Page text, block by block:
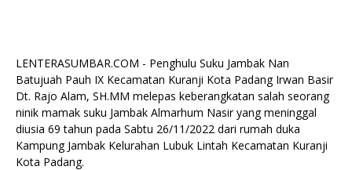
LENTERASUMBAR.COM - Penghulu Suku Jambak Nan
Batujuah Pauh IX Kecamatan Kuranji Kota Padang Irwan Basir
Dt. Rajo Alam, SH.MM melepas keberangkatan salah seorang
ninik mamak suku Jambak Almarhum Nasir yang meninggal
diusia 69 tahun pada Sabtu 26/11/2022 dari rumah duka
Kampung Jambak Kelurahan Lubuk Lintah Kecamatan Kuranji
Kota Padang.